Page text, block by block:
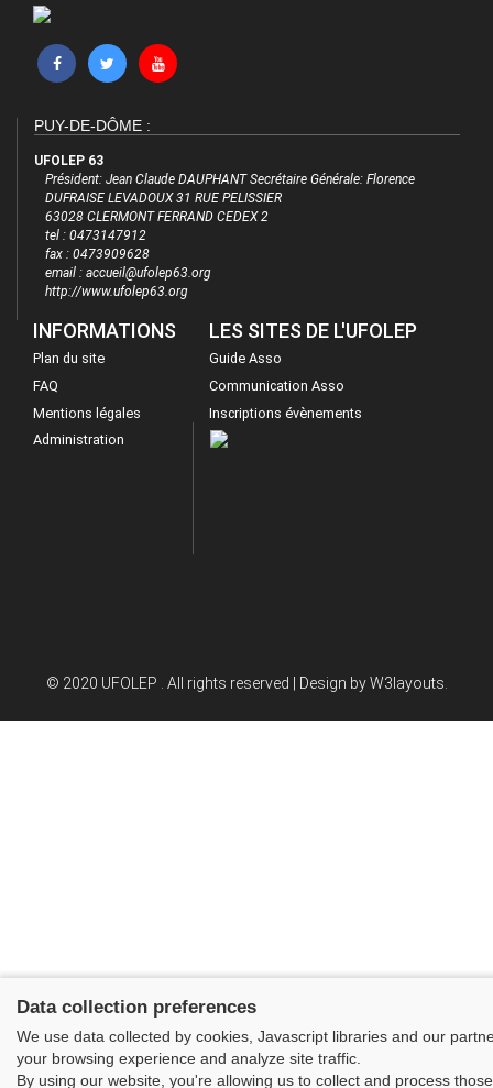
PUY-DE-DÔME :
UFOLEP 63
Président: Jean Claude DAUPHANT Secrétaire Générale: Florence
DUFRAISE LEVADOUX 31 RUE PELISSIER
63028 CLERMONT FERRAND CEDEX 2
tel : 0473147912
fax : 0473909628
email : accueil@ufolep63.org
http://www.ufolep63.org
INFORMATIONS
Plan du site
FAQ
Mentions légales
Administration
LES SITES DE L'UFOLEP
Guide Asso
Communication Asso
Inscriptions évènements
© 2020 UFOLEP . All rights reserved | Design byW3layouts.
Data collection preferences
We use data collected by cookies, Javascript libraries and our
your browsing experience and analyze site traffic.
By using our website, you're allowing us to collect and process